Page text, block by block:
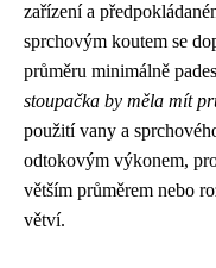
zařízení a
sprchovým koutem se
průměru minimálně
stoupačka by měla mít
použití vany a
odtokovým výkonem,
větším průměrem nebo
větví.